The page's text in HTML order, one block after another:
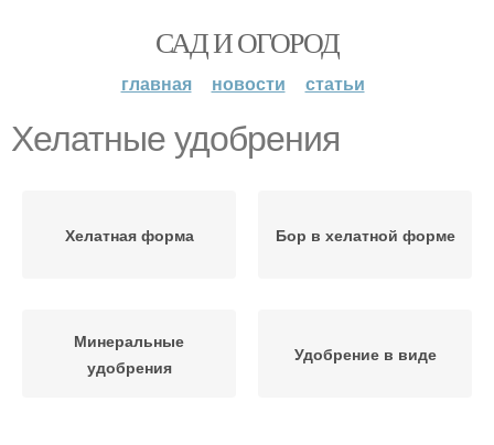
САД И ОГОРОД
главная новости статьи
Хелатные удобрения
Хелатная форма Бор в хелатной форме
Минеральные
удобрения
Удобрение в виде